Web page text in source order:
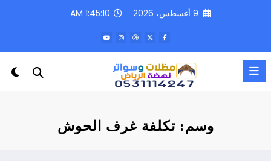
9 أغسطس، 2026 1:45:10 AM
وسم: تكلفة غرف الحوش